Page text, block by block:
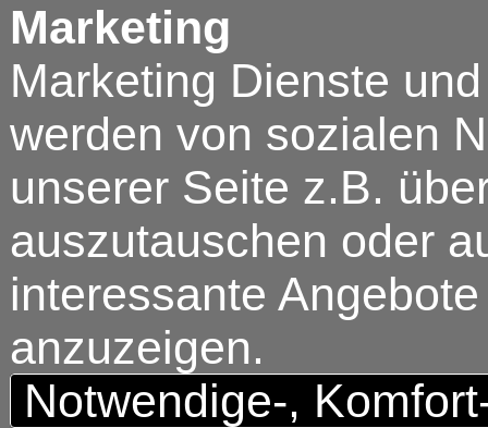
Marketing
Marketing Dienste
werden von sozialen
unserer Seite z.B.
auszutauschen oder
interessante
anzuzeigen.
Notwendige-,